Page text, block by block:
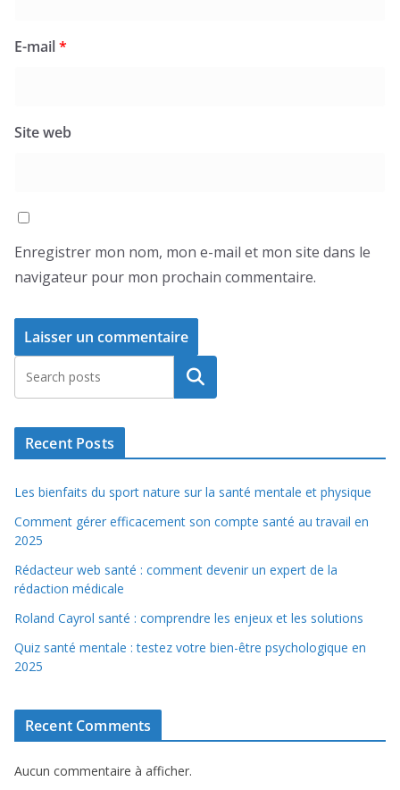
E-mail*
Site web
Enregistrer mon nom, mon e-mail et mon site dans le
navigateur pour mon prochain commentaire.
Rechercher
Recent Posts
Les bienfaits du sport nature sur la santé mentale et physique
Comment gérer efficacement son compte santé au travail en
2025
Rédacteur web santé : comment devenir un expert de la
rédaction médicale
Roland Cayrol santé : comprendre les enjeux et les solutions
Quiz santé mentale : testez votre bien-être psychologique en
2025
Recent Comments
Aucun commentaire à afficher.